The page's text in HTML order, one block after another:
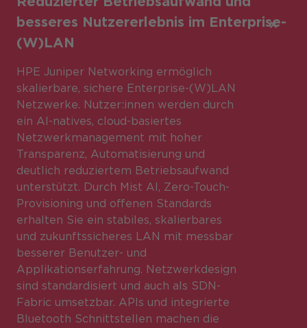
besseres Nutzererlebnis im Enterprise-
(W)LAN
HPE Juniper Networking ermöglich
skalierbare, sichere Enterprise-(W)LAN
Netzwerke. Nutzer:innen werden durch
ein AI-natives, cloud-basiertes
Netzwerkmanagement mit hoher
Transparenz, Automatisierung und
deutlich reduziertem Betriebsaufwand
unterstützt. Durch Mist AI, Zero-Touch-
Provisioning und offenen Standards
erhalten Sie ein stabiles, skalierbares
und zukunftssicheres LAN mit messbar
besserer Benutzer- und
Applikationserfahrung. Netzwerkdesign
sind standardisiert und auch als SDN-
Fabric umsetzbar. APIs und integrierte
Bluetooth Schnittstellen machen die